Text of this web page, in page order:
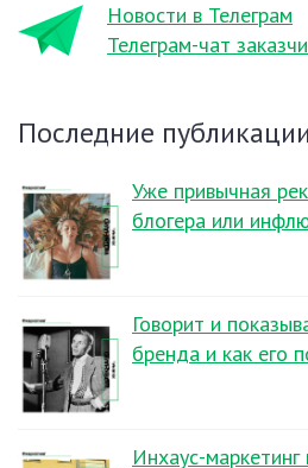
Новости в Телеграм
Телеграм-чат
Последние публикации
Уже привычная
блогера или
Говорит и
бренда и как его
Инхаус-маркетинг